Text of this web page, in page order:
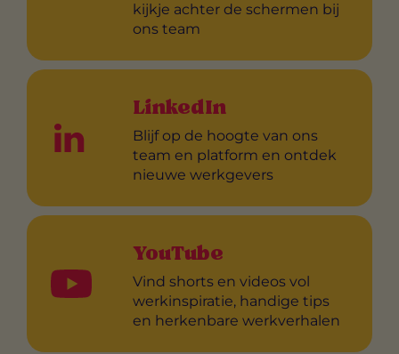
kijkje achter de schermen bij
ons team
LinkedIn
Blijf op de hoogte van ons
team en platform en ontdek
nieuwe werkgevers
YouTube
Vind shorts en videos vol
werkinspiratie, handige tips
en herkenbare werkverhalen